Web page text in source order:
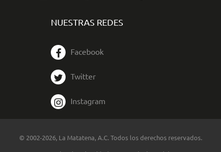
NUESTRAS REDES
Facebook
Twitter
Instagram
© 2002-2026, La Matatena, A.C. Todos los derechos reservados.